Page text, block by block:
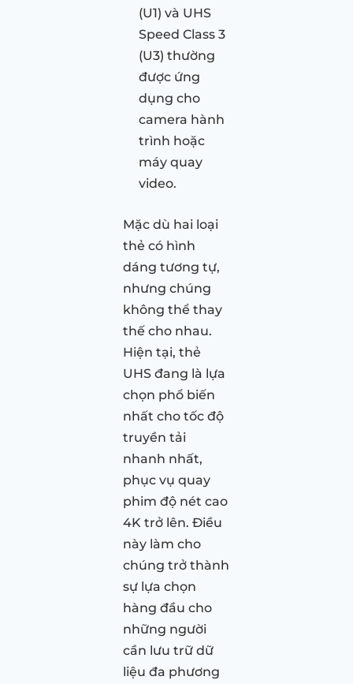
(U1) và UHS
Speed Class 3
(U3) thường
được ứng
dụng cho
camera hành
trình hoặc
máy quay
video.
Mặc dù hai loại
thẻ có hình
dáng tương tự,
nhưng chúng
không thể thay
thế cho nhau.
Hiện tại, thẻ
UHS đang là lựa
chọn phổ biến
nhất cho tốc độ
truyền tải
nhanh nhất,
phục vụ quay
phim độ nét cao
4K trở lên. Điều
này làm cho
chúng trở thành
sự lựa chọn
hàng đầu cho
những người
cần lưu trữ dữ
liệu đa phương